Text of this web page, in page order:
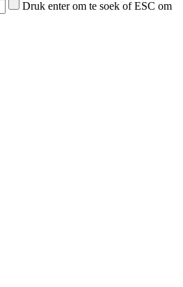
Druk enter om te soek of ESC om